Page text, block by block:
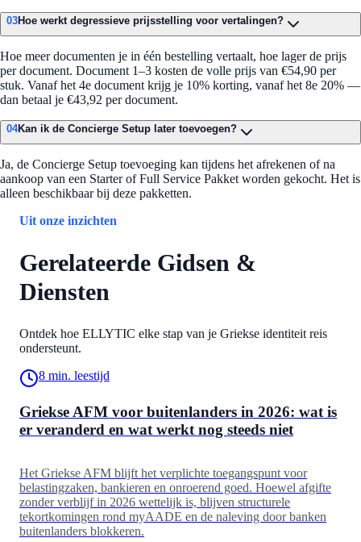
03Hoe werkt degressieve prijsstelling voor vertalingen?
Hoe meer documenten je in één bestelling vertaalt, hoe lager de prijs
per document. Document 1–3 kosten de volle prijs van €54,90 per
stuk. Vanaf het 4e document krijg je 10% korting, vanaf het 8e 20% —
dan betaal je €43,92 per document.
04Kan ik de Concierge Setup later toevoegen?
Ja, de Concierge Setup toevoeging kan tijdens het afrekenen of na
aankoop van een Starter of Full Service Pakket worden gekocht. Het is
alleen beschikbaar bij deze pakketten.
Uit onze inzichten
Gerelateerde Gidsen &
Diensten
Ontdek hoe ELLYTIC elke stap van je Griekse identiteit reis
ondersteunt.
8 min. leestijd
Griekse AFM voor buitenlanders in 2026: wat is
er veranderd en wat werkt nog steeds niet
Het Griekse AFM blijft het verplichte toegangspunt voor
belastingzaken, bankieren en onroerend goed. Hoewel afgifte
zonder verblijf in 2026 wettelijk is, blijven structurele
tekortkomingen rond myAADE en de naleving door banken
buitenlanders blokkeren.